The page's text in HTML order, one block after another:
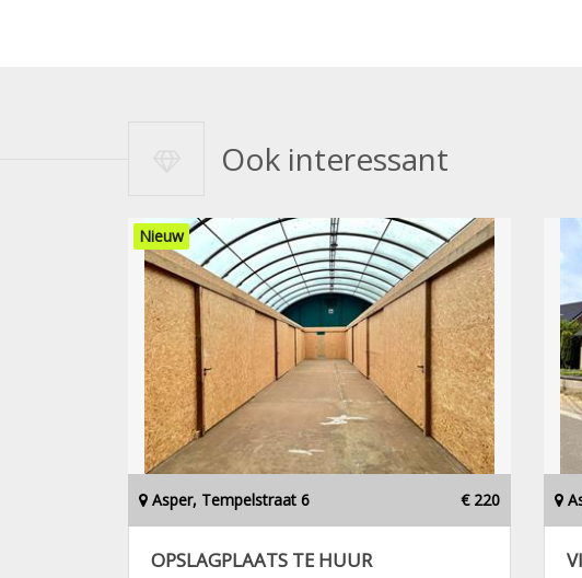
Ook interessant
Nieuw
Asper, Tempelstraat 6 € 220
OPSLAGPLAATS TE HUUR